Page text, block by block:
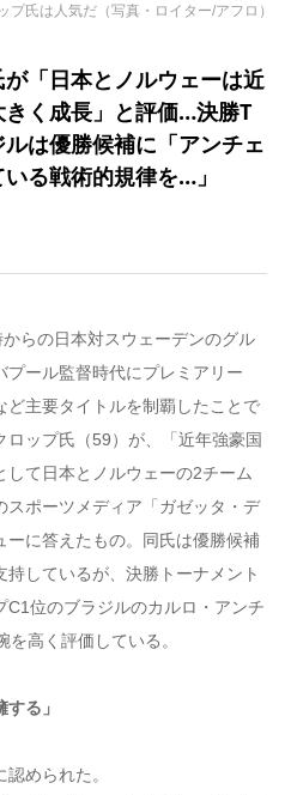
氏は人気だ（写真・ロイター/アフロ）
「日本とノルウェーは近
く成長」と評価…決勝T
は優勝候補に「アンチェ
る戦術的規律を…」
らの日本対スウェーデンのグル
プール監督時代にプレミアリー
ど主要タイトルを制覇したことで
ップ氏（59）が、「近年強豪国
して日本とノルウェーの2チーム
スポーツメディア「ガゼッタ・デ
ーに答えたもの。同氏は優勝候補
しているが、決勝トーナメント
C1位のブラジルのカルロ・アンチ
高く評価している。
る」
められた。